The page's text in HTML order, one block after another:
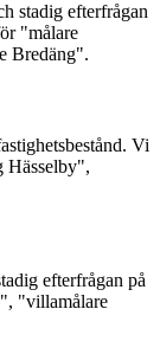
stadig efterfrågan
"målare
Bredäng".
Vi
Hässelby",
efterfrågan på
"villamålare